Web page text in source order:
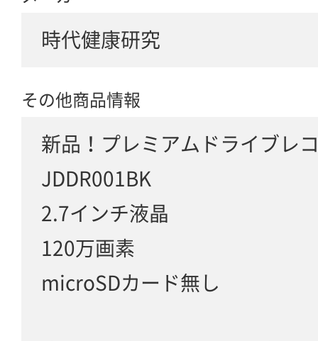
時代健康研究
その他商品情報
新品！プレミアムドライブレ
JDDR001BK
2.7インチ液晶
120万画素
microSDカード無し